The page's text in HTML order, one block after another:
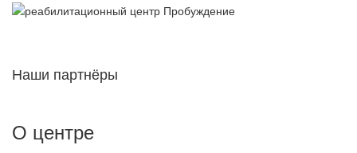
Наши партнёры
О центре